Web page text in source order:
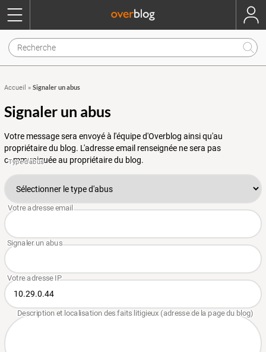
Accueil » Signaler un abus
Signaler un abus
Votre message sera envoyé à l'équipe d'Overblog ainsi qu'au
propriétaire du blog. L'adresse email renseignée ne sera pas
communiquée au propriétaire du blog.